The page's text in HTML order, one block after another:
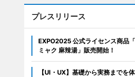
プレスリリース
EXPO2025 公式ライセンス商品
ミャク 麻辣湯」販売開始！
【UI・UX】基礎から実務までを